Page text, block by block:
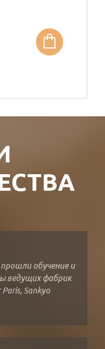
обучение и
ведущих фабрик
Sankyo